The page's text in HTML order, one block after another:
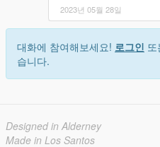
2023년 05월 28일
대화에 참여해보세요! 로그인 또
습니다.
Designed in Alderney
Made in Los Santos